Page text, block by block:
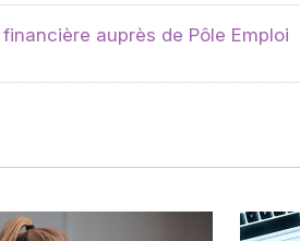
auprès de Pôle Emploi